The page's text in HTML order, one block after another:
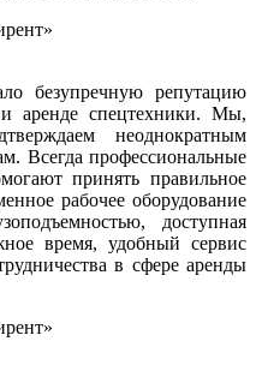
безупречную репутацию
аренде спецтехники. Мы,
неоднократным
Всегда профессиональные
принять правильное
рабочее оборудование
доступная
время, удобный сервис
в сфере аренды